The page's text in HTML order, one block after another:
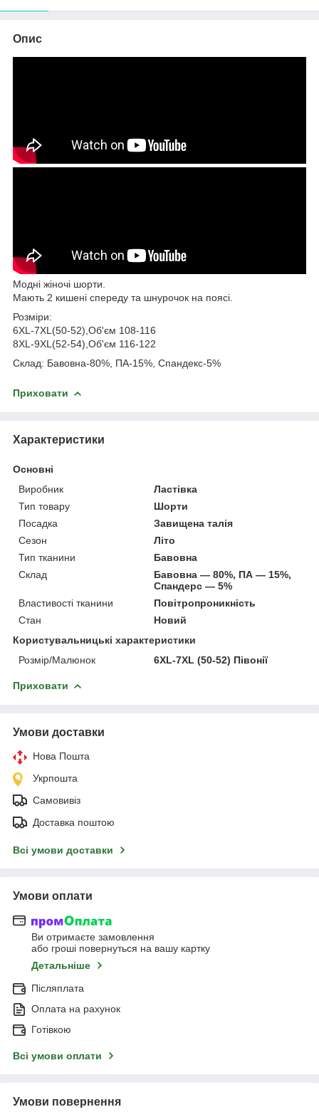
Опис
Модні жіночі шорти.
Мають 2 кишені спереду та шнурочок на поясі.
Розміри:
6XL-7XL(50-52),Об'єм 108-116
8XL-9XL(52-54),Об'єм 116-122
Склад: Бавовна-80%, ПА-15%, Спандекс-5%
Приховати
Характеристики
Основні
Виробник
Ластівка
Тип товару
Шорти
Посадка
Завищена талія
Сезон
Літо
Тип тканини
Бавовна
Склад
Бавовна — 80%, ПА — 15%,
Спандерс — 5%
Властивості тканини
Повітропроникність
Стан
Новий
Користувальницькі характеристики
Розмір/Малюнок
6XL-7XL (50-52) Півонії
Приховати
Умови доставки
Нова Пошта
Укрпошта
Самовивіз
Доставка поштою
Всі умови доставки
Умови оплати
Ви отримаєте замовлення
або гроші повернуться на вашу картку
Детальніше
Післяплата
Оплата на рахунок
Готівкою
Всі умови оплати
Умови повернення